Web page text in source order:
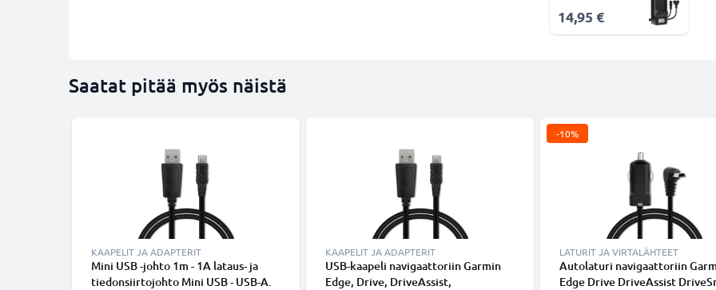
14,95 €
Saatat pitää myös näistä
KAAPELIT JA ADAPTERIT
Mini USB -johto 1m - 1A lataus- ja
tiedonsiirtojohto Mini USB - USB-A.
KAAPELIT JA ADAPTERIT
USB-kaapeli navigaattoriin Garmin
Edge, Drive, DriveAssist,
-10%
LATURIT JA VIRTALÄHTEET
Autolaturi navigaattoriin
Edge Drive DriveAssist